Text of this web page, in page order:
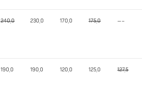
240,0 230,0 170,0 175,0 —–
190,0 190,0 120,0 125,0 127,5